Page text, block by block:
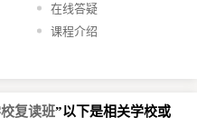
在线答疑
课程介绍
复读班”以下是相关学校或